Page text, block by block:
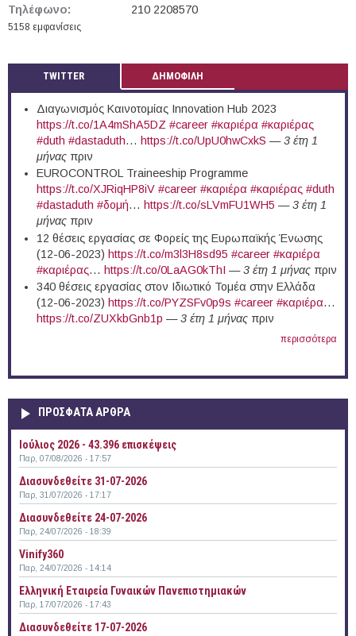
Τηλέφωνο:
210 2208570
5158 εμφανίσεις
TWITTER ΔΗΜΟΦΙΛΗ
Διαγωνισμός Καινοτομίας Innovation Hub 2023
https://t.co/1A4mShA5DZ #career #καριέρα #καριέρας
#duth #dastaduth… https://t.co/UpU0hwCxkS —3 έτη 1
μήναςπριν
EUROCONTROL Traineeship Programme
https://t.co/XJRiqHP8iV #career #καριέρα #καριέρας #duth
#dastaduth #δομή… https://t.co/sLVmFU1WH5 —3 έτη 1
μήναςπριν
12 θέσεις εργασίας σε Φορείς της Ευρωπαϊκής Ένωσης
(12-06-2023) https://t.co/m3l3H8sd95 #career #καριέρα
#καριέρας… https://t.co/0LaAG0kThI —3 έτη 1 μήναςπριν
340 θέσεις εργασίας στον Ιδιωτικό Τομέα στην Ελλάδα
(12-06-2023) https://t.co/PYZSFv0p9s #career #καριέρα…
https://t.co/ZUXkbGnb1p —3 έτη 1 μήναςπριν
περισσότερα
ΠΡΟΣΦΑΤΑ ΑΡΘΡΑ
Ιούλιος 2026 - 43.396 επισκέψεις
Παρ, 07/08/2026 - 17:57
Διασυνδεθείτε 31-07-2026
Παρ, 31/07/2026 - 17:17
Διασυνδεθείτε 24-07-2026
Παρ, 24/07/2026 - 18:39
Vinify360
Παρ, 24/07/2026 - 14:14
Ελληνική Εταιρεία Γυναικών Πανεπιστημιακών
Παρ, 17/07/2026 - 17:43
Διασυνδεθείτε 17-07-2026